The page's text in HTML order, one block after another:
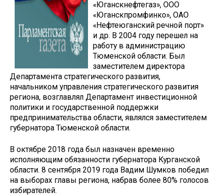
«Юганскнефтегаз», ООО
«Юганскпромфинко», ОАО
«Нефтеюганский речной порт»
и др. В 2004 году перешел на
работу в администрацию
Тюменской области. Был
заместителем директора
Департамента стратегического развития,
начальником управления стратегического развития
региона, возглавлял Департамент инвестиционной
политики и государственной поддержки
предпринимательства области, являлся заместителем
губернатора Тюменской области.
В октябре 2018 года был назначен временно
исполняющим обязанности губернатора Курганской
области. 8 сентября 2019 года Вадим Шумков победил
на выборах главы региона, набрав более 80% голосов
избирателей.